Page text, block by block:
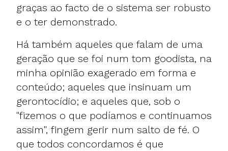
graças ao facto de o sistema ser robusto
e o ter demonstrado.
Há também aqueles que falam de uma
geração que se foi num tom goodista, na
minha opinião exagerado em forma e
conteúdo; aqueles que insinuam um
gerontocídio; e aqueles que, sob o
"fizemos o que podíamos e continuamos
assim", fingem gerir num salto de fé. O
que todos concordamos é que